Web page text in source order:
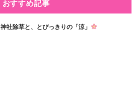
おすすめ記事
神社除草と、とびっきりの「涼」